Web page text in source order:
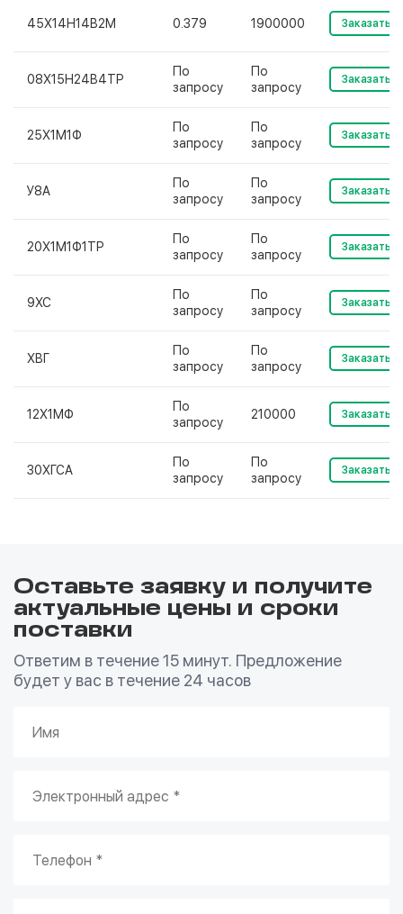
45Х14Н14В2М 0.379 1900000 Заказать
08Х15Н24В4ТР
По
запросу
По
запросу
Заказать
25Х1М1Ф
По
запросу
По
запросу
Заказать
У8А
По
запросу
По
запросу
Заказать
20Х1М1Ф1ТР
По
запросу
По
запросу
Заказать
9ХС
По
запросу
По
запросу
Заказать
ХВГ
По
запросу
По
запросу
Заказать
12Х1МФ
По
запросу
210000 Заказать
30ХГСА
По
запросу
По
запросу
Заказать
Оставьте заявку и получите
актуальные цены и сроки
поставки
Ответим в течение 15 минут. Предложение
будет у вас в течение 24 часов